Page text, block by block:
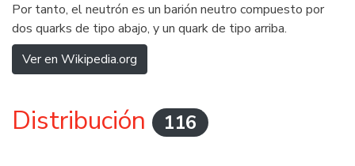
Por tanto, el neutrón es un barión neutro compuesto por
dos quarks de tipo abajo, y un quark de tipo arriba.
Ver en Wikipedia.org
Distribución 116